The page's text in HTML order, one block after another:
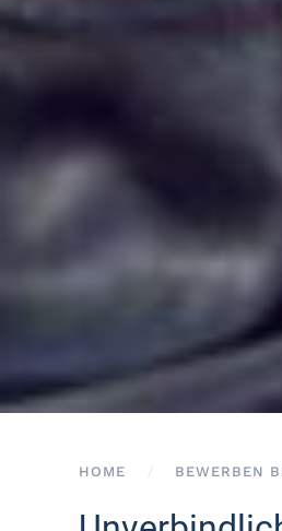
HOME BEWERBEN